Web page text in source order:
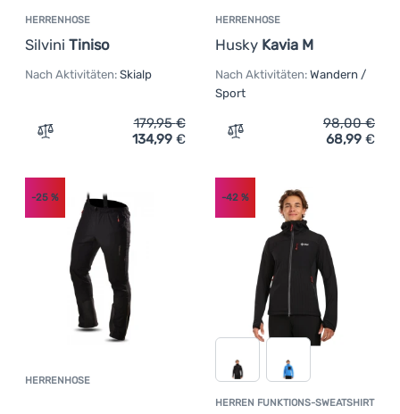
HERRENHOSE
Silvini Tiniso
Nach Aktivitäten: Skialp
Zum Vergleich 'Herrenhose Silvini Tiniso' hinzufügen
179,95€
134,99 €
HERRENHOSE
Husky Kavia M
Nach Aktivitäten: Wandern /
Sport
Zum Vergleich
98,00€
68,99 €
HERRENHOSE Kundenbewertung
-25 %
HERREN FUNKTIONS-SWEATSHIRT
-42%